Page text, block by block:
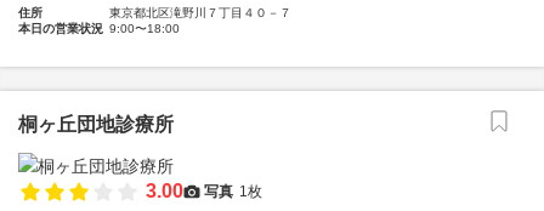
住所
東京都北区滝野川７丁目４０－７
本日の営業状況 9:00〜18:00
桐ヶ丘団地診療所
3.00 写真 1枚